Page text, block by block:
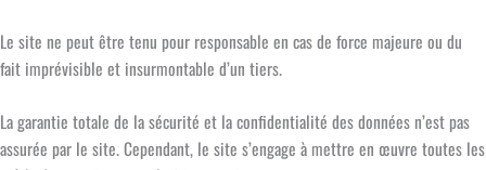
Le site ne peut être tenu pour responsable en cas de force majeure ou du
fait imprévisible et insurmontable d’un tiers.
La garantie totale de la sécurité et la confidentialité des données n’est pas
assurée par le site. Cependant, le site s’engage à mettre en œuvre toutes les